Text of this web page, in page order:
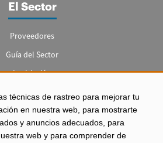
técnicas de rastreo para mejorar tu
en nuestra web, para mostrarte
y anuncios adecuados, para
web y para comprender de
El Sector
Proveedores
Guía del Sector
Legislación
Empleo